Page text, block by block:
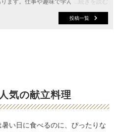
...続きを読む
ます。仕事や趣味で学んだことをいか
投稿一覧
気の献立料理
い日に食べるのに、ぴったりな